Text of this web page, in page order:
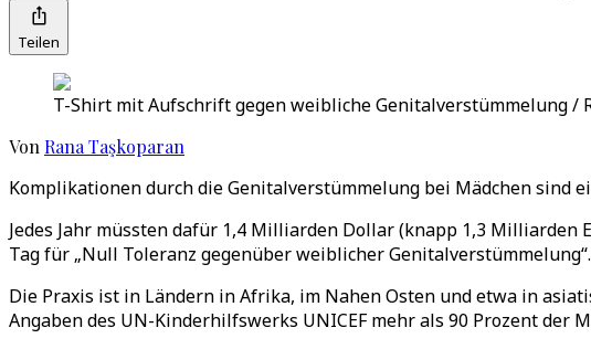
Teilen
T-Shirt mit Aufschrift gegen weibliche Genitalverstümmelung /
Von Rana Taşkoparan
Komplikationen durch die Genitalverstümmelung bei Mädchen sind
Jedes Jahr müssten dafür 1,4 Milliarden Dollar (knapp 1,3
Tag für „Null Toleranz gegenüber weiblicher
Die Praxis ist in Ländern in Afrika, im Nahen Osten und etwa in
Angaben des UN-Kinderhilfswerks UNICEF mehr als 90 Prozent der